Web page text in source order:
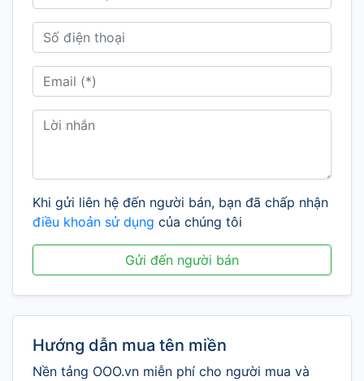
Khi gửi liên hệ đến người bán, bạn đã chấp nhận
điều khoản sử dụng của chúng tôi
Gửi đến người bán
Hướng dẫn mua tên miền
Nền tảng OOO.vn miễn phí cho người mua và